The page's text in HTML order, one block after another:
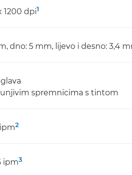
1200 dpi1
dno: 5 mm, lijevo i desno: 3,4
spremnicima s tintom
2
ipm3